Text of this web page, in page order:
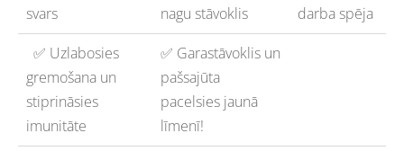
svars
nagu stāvoklis
darba spēja
✅ Uzlabosies
gremošana un
stiprināsies
imunitāte
✅ Garastāvoklis un
pašsajūta
pacelsies jaunā
līmenī!